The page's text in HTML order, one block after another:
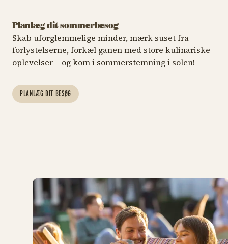
Planlæg dit sommerbesøg
Skab uforglemmelige minder, mærk suset fra
forlystelserne, forkæl ganen med store kulinariske
oplevelser – og kom i sommerstemning i solen!
PLANLÆG DIT BESØG
MÆRK SUSET MED TURPAS
Se alle de sjove, vilde og
FLERE END 30 SPISESTEDER